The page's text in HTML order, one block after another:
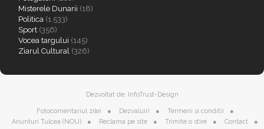
Misterele Dunarii (18)
Politica (1.533)
Sport (356)
Vocea targului (145)
Ziarul Cultural (326)
Dezvoltat de: InfoTrust-Design
Fotocomentariul zilei Dezvaluiri
Termeni si conditii
Anunturi Tulcea (NOU)
Reclama pe site Trimite o stire
Contact